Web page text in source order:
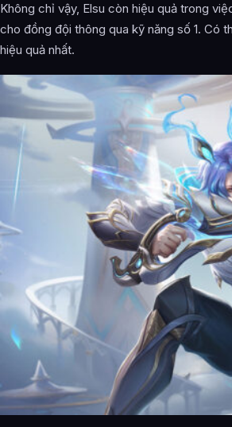
Không chỉ vậy, Elsu còn hiệu quả trong
cho đồng đội thông qua kỹ năng số 1. Có
hiệu quả nhất.